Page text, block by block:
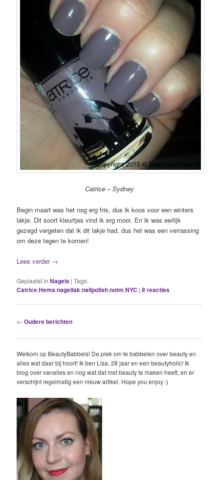
Catrice – Sydney
Begin maart was het nog erg fris, dus ik koos voor een winters
lakje. Dit soort kleurtjes vind ik erg mooi. En ik was eerlijk
gezegd vergeten dat ik dit lakje had, dus het was een verrassing
om deze tegen te komen!
Lees verder →
Geplaatst in Nagels |Tags:
Catrice,Hema,nagellak,nailpolish,notm,NYC |8reacties
Berichtnavigatie
← Oudere berichten
Welkom op BeautyBabbels! De plek om te babbelen over beauty en
alles wat daar bij hoort! Ik ben Lisa, 28 jaar en een beautyholic! Ik
blog over vanalles en nog wat dat met beauty te maken heeft, en er
verschijnt regelmatig een nieuw artikel. Hope you enjoy :)